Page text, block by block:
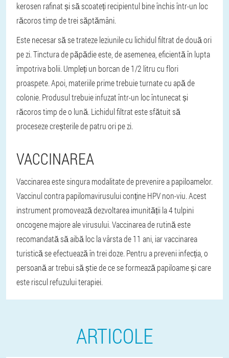
kerosen rafinat și să scoateți recipientul bine închis într-un loc
răcoros timp de trei săptămâni.
Este necesar să se trateze leziunile cu lichidul filtrat de două ori
pe zi. Tinctura de păpădie este, de asemenea, eficientă în lupta
împotriva bolii. Umpleți un borcan de 1/2 litru cu flori
proaspete. Apoi, materiile prime trebuie turnate cu apă de
colonie. Produsul trebuie infuzat într-un loc întunecat și
răcoros timp de o lună. Lichidul filtrat este sfătuit să
proceseze creșterile de patru ori pe zi.
VACCINAREA
Vaccinarea este singura modalitate de prevenire a papiloamelor.
Vaccinul contra papilomavirusului conține HPV non-viu. Acest
instrument promovează dezvoltarea imunității la 4 tulpini
oncogene majore ale virusului. Vaccinarea de rutină este
recomandată să aibă loc la vârsta de 11 ani, iar vaccinarea
turistică se efectuează în trei doze. Pentru a preveni infecția, o
persoană ar trebui să știe de ce se formează papiloame și care
este riscul refuzului terapiei.
ARTICOLE